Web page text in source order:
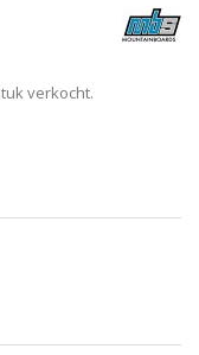
verkocht.